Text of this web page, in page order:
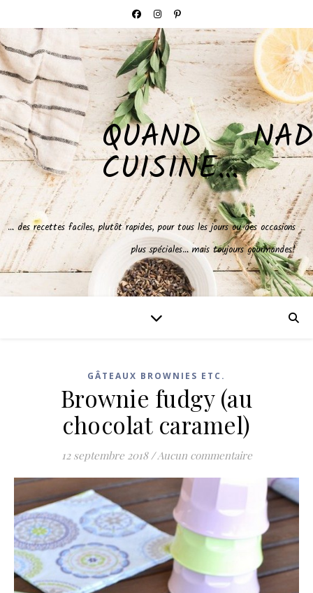
QUAND NAD
CUISINE…
… des recettes faciles, plutôt rapides, pour tous les jours ou des occasions
plus spéciales… mais toujours gourmandes!
GÂTEAUX BROWNIES ETC.
Brownie fudgy (au
chocolat caramel)
12 septembre 2018 /Aucun commentaire